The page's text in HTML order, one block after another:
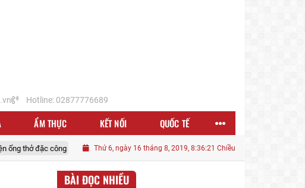
Hotline: 02877776689
ẨM THỰC KẾT NỐI QUỐC TẾ
đặc công Nữ chủ ô tô kể phút biết xe bị tháo mất 2 bánh khi đỗ ở khu đô thị Hà
Thứ 6, ngày 16 tháng 8, 2019, 8:36:21 Chiều
BÀI ĐỌC NHIỀU